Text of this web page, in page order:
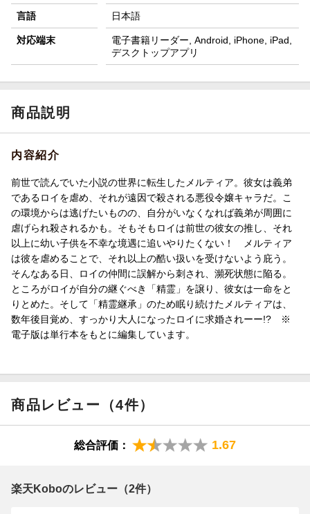
言語 日本語
対応端末
電子書籍リーダー, Android, iPhone, iPad,
デスクトップアプリ
商品説明
内容紹介
前世で読んでいた小説の世界に転生したメルティア。彼女は義弟
であるロイを虐め、それが遠因で殺される悪役令嬢キャラだ。こ
の環境からは逃げたいものの、自分がいなくなれば義弟が周囲に
虐げられ殺されるかも。そもそもロイは前世の彼女の推し、それ
以上に幼い子供を不幸な境遇に追いやりたくない！ メルティア
は彼を虐めることで、それ以上の酷い扱いを受けないよう庇う。
そんなある日、ロイの仲間に誤解から刺され、瀕死状態に陥る。
ところがロイが自分の継ぐべき「精霊」を譲り、彼女は一命をと
りとめた。そして「精霊継承」のため眠り続けたメルティアは、
数年後目覚め、すっかり大人になったロイに求婚されーー!? ※
電子版は単行本をもとに編集しています。
商品レビュー（4件）
総合評価： 1.67
楽天Koboのレビュー（2件）